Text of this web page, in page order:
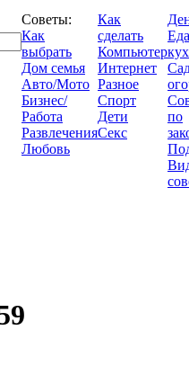
Советы:
Как
выбрать
Дом семья
Авто/Мото
Бизнес/
Работа
Развлечения
Любовь
Как
сделать
Компьютер
Интернет
Разное
Спорт
Дети
Секс
по